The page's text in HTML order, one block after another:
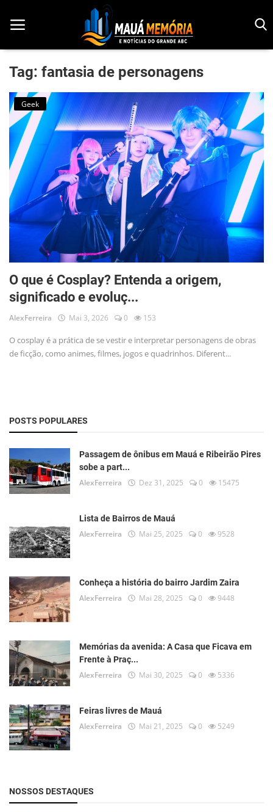
Início
Dorama
Notícias
Pop!
História
Geek
Esportes
Musica
Contato
Contribua
Entrar
Registrar
Portuguese
Tag: fantasia de personagens
Geek
O que é Cosplay? Entenda a origem,
significado e evoluç...
AlexFerreira Mai 3, 2026 0 153
O cosplay é a prática de se vestir e interpretar personagens de obras
de ficção, como animes, filmes, jogos e quadrinhos. Diferent...
POSTS POPULARES
Passagem de ônibus em Mauá e Ribeirão Pires
sobe a part...
AlexFerreira Dez 31, 2025 0 15475
Lista de Bairros de Mauá
AlexFerreira Mai 25, 2025 0 9528
Conheça a história do bairro Jardim Zaira
AlexFerreira Mai 28, 2025 0 9448
Memórias da avenida: A Casa que Ficava em
Frente à Praç...
AlexFerreira Mai 30, 2025 0 5336
Feiras livres de Mauá
AlexFerreira Mai 21, 2025 0 5249
NOSSOS DESTAQUES